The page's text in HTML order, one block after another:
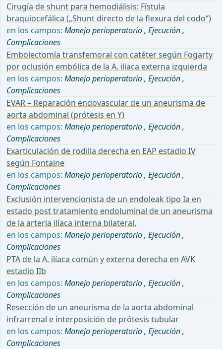
Cirugía de shunt para hemodiálisis: Fístula
braquiocefálica („Shunt directo de la flexura del codo“)
en los campos:Manejo perioperatorio,Ejecución,
Complicaciones
Embolectomía transfemoral con catéter según Fogarty
por oclusión embólica de la A. iliaca externa izquierda
en los campos:Manejo perioperatorio,Ejecución,
Complicaciones
EVAR – Reparación endovascular de un aneurisma de
aorta abdominal (prótesis en Y)
en los campos:Manejo perioperatorio,Ejecución,
Complicaciones
Exarticulación de rodilla derecha en EAP estadio IV
según Fontaine
en los campos:Manejo perioperatorio,Ejecución,
Complicaciones
Exclusión intervencionista de un endoleak tipo Ia en
estado post tratamiento endoluminal de un aneurisma
de la arteria ilíaca interna bilateral.
en los campos:Manejo perioperatorio,Ejecución,
Complicaciones
PTA de la A. ilíaca común y externa derecha en AVK
estadio IIb
en los campos:Manejo perioperatorio,Ejecución,
Complicaciones
Resección de un aneurisma de la aorta abdominal
infrarrenal e interposición de prótesis tubular
en los campos:Manejo perioperatorio,Ejecución,
Complicaciones